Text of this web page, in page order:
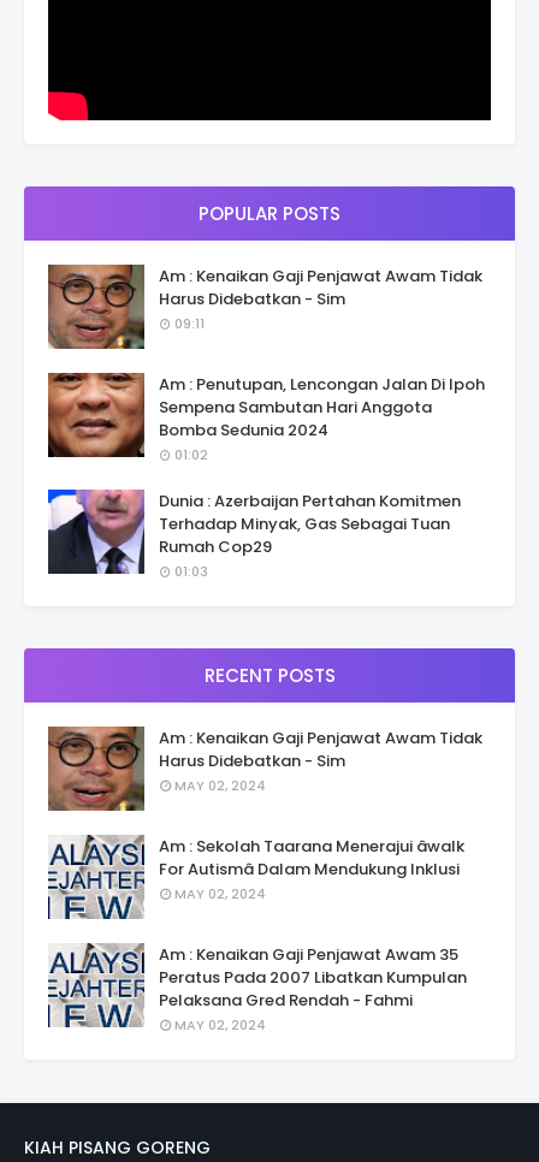
POPULAR POSTS
Am : Kenaikan Gaji Penjawat Awam Tidak
Harus Didebatkan - Sim
09:11
Am : Penutupan, Lencongan Jalan Di Ipoh
Sempena Sambutan Hari Anggota
Bomba Sedunia 2024
01:02
Dunia : Azerbaijan Pertahan Komitmen
Terhadap Minyak, Gas Sebagai Tuan
Rumah Cop29
01:03
RECENT POSTS
Am : Kenaikan Gaji Penjawat Awam Tidak
Harus Didebatkan - Sim
MAY 02, 2024
Am : Sekolah Taarana Menerajui âwalk
For Autismâ Dalam Mendukung Inklusi
MAY 02, 2024
Am : Kenaikan Gaji Penjawat Awam 35
Peratus Pada 2007 Libatkan Kumpulan
Pelaksana Gred Rendah - Fahmi
MAY 02, 2024
KIAH PISANG GORENG